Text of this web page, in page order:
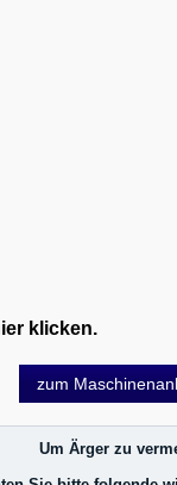
klicken.
zum
Um Ärger zu